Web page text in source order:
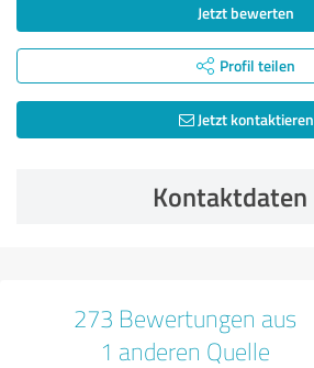
Jetzt bewerten
Profil teilen
Jetzt kontaktieren
Kontaktdaten
273 Bewertungen aus
1 anderen Quelle